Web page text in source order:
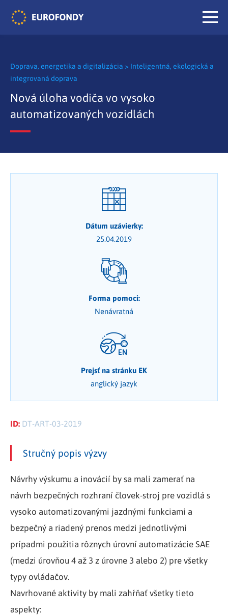
Doprava, energetika a digitalizácia > Inteligentná, ekologická a
integrovaná doprava
Nová úloha vodiča vo vysoko
automatizovaných vozidlách
Dátum uzávierky:
25.04.2019
Forma pomoci:
Nenávratná
Prejsť na stránku EK
anglický jazyk
ID: DT-ART-03-2019
Stručný popis výzvy
Návrhy výskumu a inovácií by sa mali zamerať na
návrh bezpečných rozhraní človek-stroj pre vozidlá s
vysoko automatizovanými jazdnými funkciami a
bezpečný a riadený prenos medzi jednotlivými
prípadmi použitia rôznych úrovní automatizácie SAE
(medzi úrovňou 4 až 3 z úrovne 3 alebo 2) pre všetky
typy ovládačov.
Navrhované aktivity by mali zahŕňať všetky tieto
aspekty: